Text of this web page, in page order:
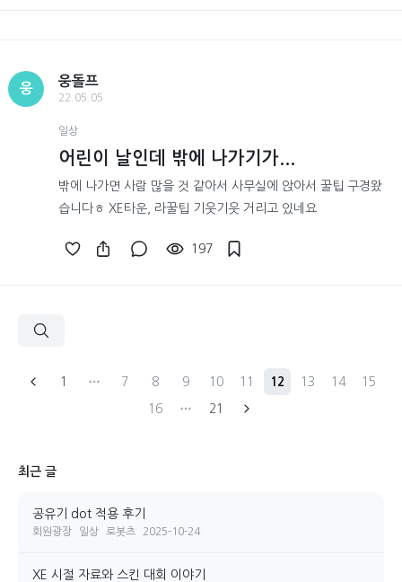
웅
웅돌프
22.05.05
일상
어린이 날인데 밖에 나가기가...
밖에 나가면 사람 많을 것 같아서 사무실에 앉아서 꿀팁 구경왔
습니다ㅎ XE타운, 라꿀팁 기웃기웃 거리고 있네요
197
1 7 8 9 10 11 12 13 14 15
16 21
최근 글
공유기 dot 적용 후기
회원광장 일상 로봇츠 2025-10-24
XE 시절 자료와 스킨 대회 이야기